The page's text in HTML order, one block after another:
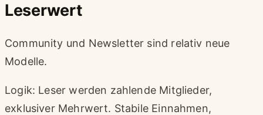
Leserwert
Community und Newsletter sind relativ neue
Modelle.
Logik: Leser werden zahlende Mitglieder,
exklusiver Mehrwert. Stabile Einnahmen,